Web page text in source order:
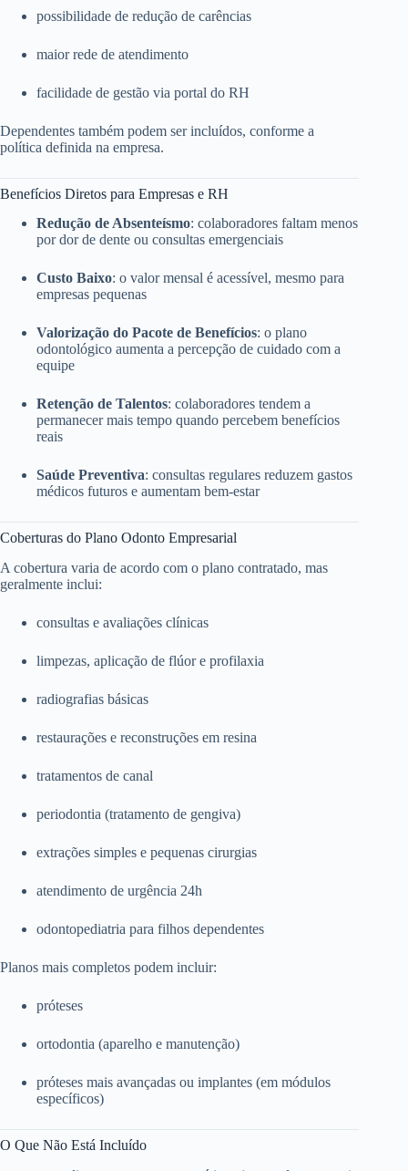
possibilidade de redução de carências
maior rede de atendimento
facilidade de gestão via portal do RH
Dependentes também podem ser incluídos, conforme a
política definida na empresa.
Benefícios Diretos para Empresas e RH
Redução de Absenteísmo: colaboradores faltam menos
por dor de dente ou consultas emergenciais
Custo Baixo: o valor mensal é acessível, mesmo para
empresas pequenas
Valorização do Pacote de Benefícios: o plano
odontológico aumenta a percepção de cuidado com a
equipe
Retenção de Talentos: colaboradores tendem a
permanecer mais tempo quando percebem benefícios
reais
Saúde Preventiva: consultas regulares reduzem gastos
médicos futuros e aumentam bem-estar
Coberturas do Plano Odonto Empresarial
A cobertura varia de acordo com o plano contratado, mas
geralmente inclui:
consultas e avaliações clínicas
limpezas, aplicação de flúor e profilaxia
radiografias básicas
restaurações e reconstruções em resina
tratamentos de canal
periodontia (tratamento de gengiva)
extrações simples e pequenas cirurgias
atendimento de urgência 24h
odontopediatria para filhos dependentes
Planos mais completos podem incluir:
próteses
ortodontia (aparelho e manutenção)
próteses mais avançadas ou implantes (em módulos
específicos)
O Que Não Está Incluído